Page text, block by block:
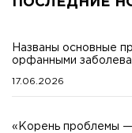
Названы основные
орфанными
17.06.2026
«Корень проблемы —